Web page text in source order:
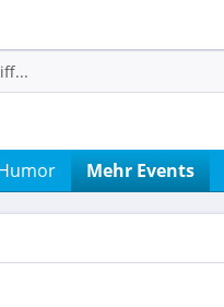
Mehr Events